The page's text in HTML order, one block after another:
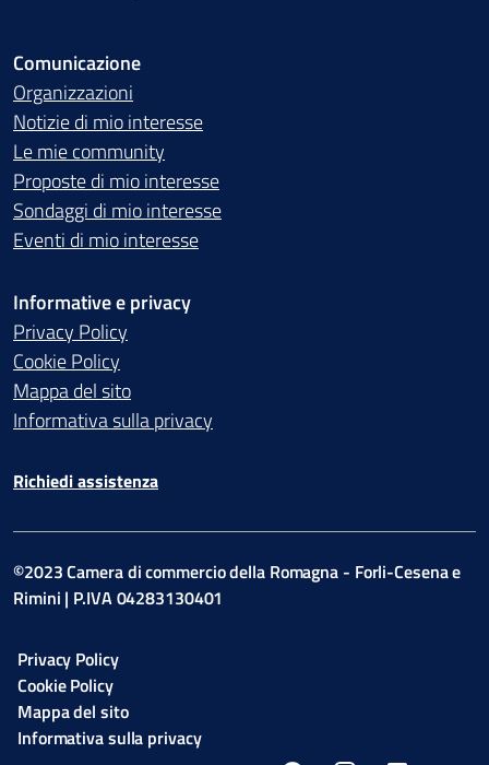
Comunicazione
Organizzazioni
Notizie di mio interesse
Le mie community
Proposte di mio interesse
Sondaggi di mio interesse
Eventi di mio interesse
Informative e privacy
Privacy Policy
Cookie Policy
Mappa del sito
Informativa sulla privacy
Richiedi assistenza
©2023 Camera di commercio della Romagna - Forli-Cesena e
Rimini | P.IVA 04283130401
Privacy Policy
Cookie Policy
Mappa del sito
Informativa sulla privacy